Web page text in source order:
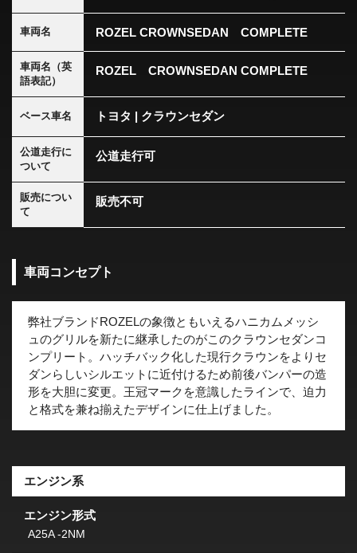
車両名 ROZEL CROWNSEDAN COMPLETE
車両名（英
語表記）
ROZEL CROWNSEDAN COMPLETE
ベース車名 トヨタ | クラウンセダン
公道走行に
ついて
公道走行可
販売につい
て
販売不可
車両コンセプト
弊社ブランドROZELの象徴ともいえるハニカムメッシ
ュのグリルを新たに継承したのがこのクラウンセダンコ
ンプリート。ハッチバック化した現行クラウンをよりセ
ダンらしいシルエットに近付けるため前後バンパーの造
形を大胆に変更。王冠マークを意識したラインで、迫力
と格式を兼ね揃えたデザインに仕上げました。
エンジン系
エンジン形式
A25A -2NM